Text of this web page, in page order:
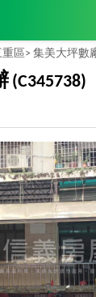
重區> 集美大坪數
(C345738)